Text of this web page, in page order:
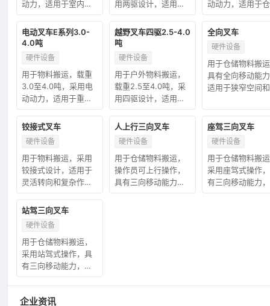
动力，适用于室内仓
用两驱设计，适用于
地。
动动力，适用于
电动叉车E系列3.0-
4.0吨
硬件设备
用于物料搬运，载重
3.0至4.0吨，采用电
动动力，适用于重型
越野叉车四驱2.5-4.0
吨
硬件设备
用于户外物料搬运，
载重2.5至4.0吨，采
用四驱设计，适用于
业。
全向叉车
硬件设备
用于仓储物料搬
具有全向移动能
适用于狭窄空间
铰接式叉车
硬件设备
用于物料搬运，采用
铰接式设计，适用于
灵活转向和复杂作业
人上行三向叉车
硬件设备
用于仓储物料搬运，
操作员可上行操作，
具有三向移动能力，
座驾三向叉车
硬件设备
用于仓储物料搬
采用座驾式操作
有三向移动能力
站驾三向叉车
硬件设备
用于仓储物料搬运，
采用站驾式操作，具
有三向移动能力，适
企业资讯